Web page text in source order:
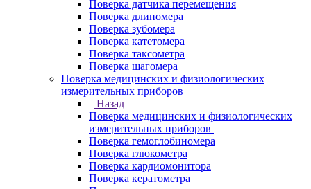
Поверка датчика перемещения
Поверка длиномера
Поверка зубомера
Поверка катетомера
Поверка таксометра
Поверка шагомера
Поверка медицинских и физиологических
измерительных приборов
Назад
Поверка медицинских и физиологических
измерительных приборов
Поверка гемоглобиномера
Поверка глюкометра
Поверка кардиомонитора
Поверка кератометра